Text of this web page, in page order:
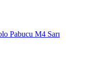
Pabucu M4 Sarı